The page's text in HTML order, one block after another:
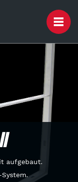
aufgebaut.